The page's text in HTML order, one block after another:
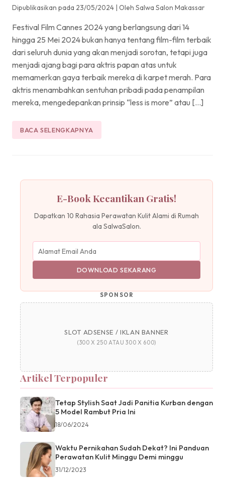
Dipublikasikan pada 23/05/2024 | Oleh Salwa Salon Makassar
Festival Film Cannes 2024 yang berlangsung dari 14
hingga 25 Mei 2024 bukan hanya tentang film-film terbaik
dari seluruh dunia yang akan menjadi sorotan, tetapi juga
menjadi ajang bagi para aktris papan atas untuk
memamerkan gaya terbaik mereka di karpet merah. Para
aktris menambahkan sentuhan pribadi pada penampilan
mereka, mengedepankan prinsip “less is more” atau […]
BACA SELENGKAPNYA
E-Book Kecantikan Gratis!
Dapatkan 10 Rahasia Perawatan Kulit Alami di Rumah
ala SalwaSalon.
DOWNLOAD SEKARANG
SPONSOR
SLOT ADSENSE / IKLAN BANNER
(300 X 250 ATAU 300 X 600)
Artikel Terpopuler
Tetap Stylish Saat Jadi Panitia Kurban dengan
5 Model Rambut Pria Ini
18/06/2024
Waktu Pernikahan Sudah Dekat? Ini Panduan
Perawatan Kulit Minggu Demi minggu
31/12/2023